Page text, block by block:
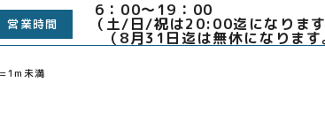
営業時間
6：00～19：
（土/日/祝は20:00迄になります
（8月31日迄は無休になりま
未満